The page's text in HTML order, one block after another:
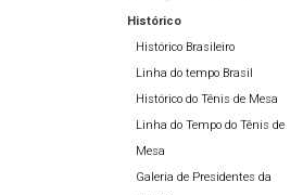
Histórico
Histórico Brasileiro
Linha do tempo Brasil
Histórico do Tênis de Mesa
Linha do Tempo do Tênis de
Mesa
Galeria de Presidentes da